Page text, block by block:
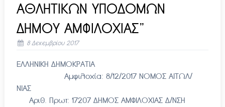
ΑΘΛΗΤΙΚΩΝ ΥΠΟΔΟΜΩΝ
ΔΗΜΟΥ ΑΜΦΙΛΟΧΙΑΣ”
8 Δεκεμβρίου 2017
ΕΛΛΗΝΙΚΗ ΔΗΜΟΚΡΑΤΙΑ
Αμφιλοχία: 8/12/2017 ΝΟΜΟΣ ΑΙΤΩΛ/
ΝΙΑΣ
Αριθ. Πρωτ: 17207 ΔΗΜΟΣ ΑΜΦΙΛΟΧΙΑΣ Δ/ΝΣΗ